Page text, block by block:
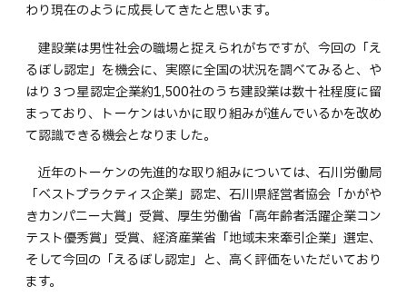
わり現在のように成長してきたと思います。
建設業は男性社会の職場と捉えられがちですが、今回の「え
るぼし認定」を機会に、実際に全国の状況を調べてみると、や
はり３つ星認定企業約1,500社のうち建設業は数十社程度に留
まっており、トーケンはいかに取り組みが進んでいるかを改め
て認識できる機会となりました。
近年のトーケンの先進的な取り組みについては、石川労働局
「ベストプラクティス企業」認定、石川県経営者協会「かがや
きカンパニー大賞」受賞、厚生労働省「高年齢者活躍企業コン
テスト優秀賞」受賞、経済産業省「地域未来牽引企業」選定、
そして今回の「えるぼし認定」と、高く評価をいただいており
ます。